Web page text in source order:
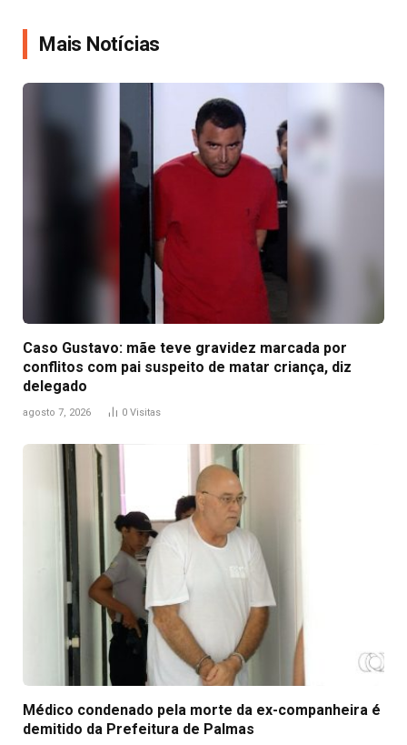
Mais Notícias
Caso Gustavo: mãe teve gravidez marcada por
conflitos com pai suspeito de matar criança, diz
delegado
agosto 7, 2026 0 Visitas
Médico condenado pela morte da ex-companheira é
demitido da Prefeitura de Palmas